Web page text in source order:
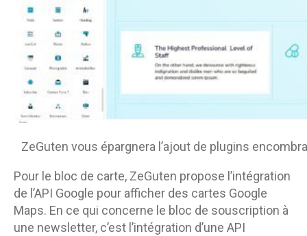
ZeGuten vous épargnera l’ajout de plugins
Pour le bloc de carte, ZeGuten propose l’intégration
de l’API Google pour afficher des cartes Google
Maps. En ce qui concerne le bloc de souscription à
une newsletter, c’est l’intégration d’une API